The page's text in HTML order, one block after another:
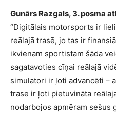
Gunārs Razgals, 3. posma
“Digitālais motorsports ir
reālajā trasē, jo tas ir
ikvienam sportistam šāda
sagatavoties cīņai reālajā
simulatori ir ļoti advancēti –
trase ir ļoti pietuvināta
nodarbojos apmēram sešus